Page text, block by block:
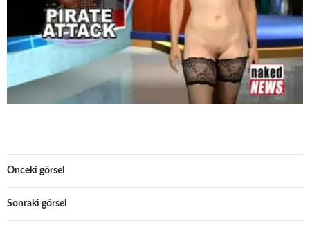
Önceki görsel
Sonraki görsel